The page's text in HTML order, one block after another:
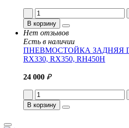
В корзину
Нет отзывов
Есть в наличии
ПНЕВМОСТОЙКА ЗАДНЯЯ
RX330, RX350, RH450H
24 000 ₽
В корзину